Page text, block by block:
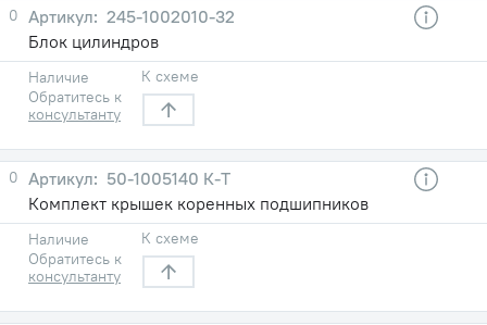
0
245-1002010-32
Блок цилиндров
Наличие
Обратитесь к
консультанту
К схеме
0
50-1005140 К-Т
Комплект крышек коренных подшипников
Наличие
Обратитесь к
консультанту
К схеме